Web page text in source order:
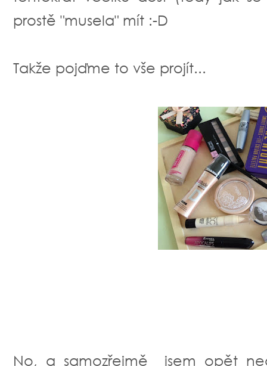
prostě "musela" mít :-D
Takže pojďme to vše projít...
No, a samozřejmě jsem opět